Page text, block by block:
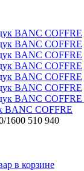
BANC COFFRE
1600 510 940
в корзине